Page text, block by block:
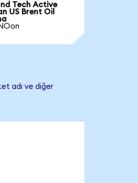
Tech Active
US Brent Oil
adı ve diğer